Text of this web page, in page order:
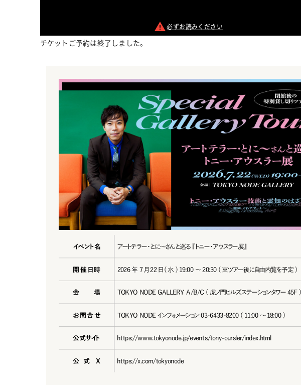
必ずお読みください
チケットご予約は終了しました。
イベント名 アートテラー・とに～さんと巡る『トニー・アウスラー展』
開催日時 2026 年 7 月 22 日 ( 水 ) 19:00 ～ 20:30 ( ※ツアー後に自由内覧を予定 )
会場 TOKYO NODE GALLERY A/B/C ( 虎ノ門ヒルズステーションタワー45F )
お問合せ TOKYO NODEインフォメーション03-6433-8200 ( 11:00 ～18:00 )
公 式 サイト https://www.tokyonode.jp/events/tony-oursler/index.html
公式X https://x.com/tokyonode